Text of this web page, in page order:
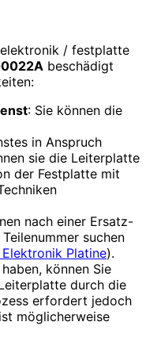
/ festplatte
beschädigt
: Sie können die
in Anspruch
sie die Leiterplatte
der Festplatte mit
nach einer Ersatz-
suchen
Platine).
können Sie
durch die
erfordert jedoch
möglicherweise